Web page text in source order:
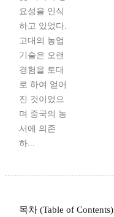
요성을 인식
하고 있었다.
고대의 농업
기술은 오랜
경험을 토대
로 하여 얻어
진 것이었으
며 중국의 농
서에 의존
하...
목차 (Table of Contents)